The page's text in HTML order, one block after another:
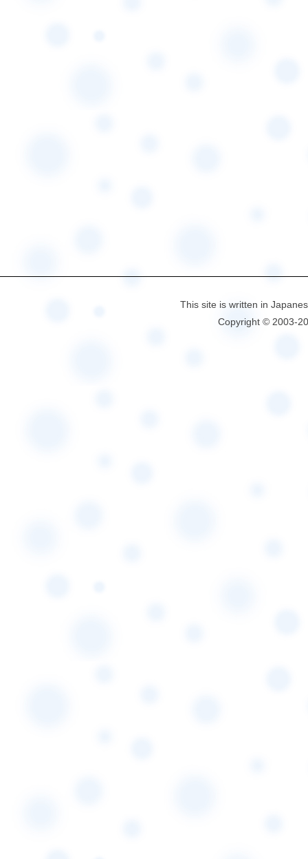
This site is written in
Copyright © 2003-